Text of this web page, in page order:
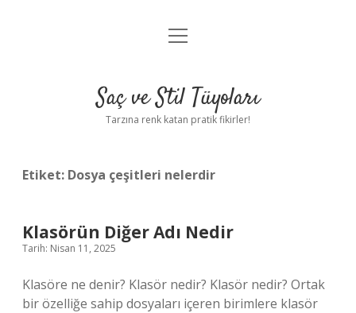
Anasayfa
Yasal Uyarı
menüyü
Saç ve Stil Tüyoları
Tarzına renk katan pratik fikirler!
Etiket: Dosya çeşitleri nelerdir
Klasörün Diğer Adı Nedir
Tarih: Nisan 11, 2025
Klasöre ne denir? Klasör nedir? Klasör nedir? Ortak
bir özelliğe sahip dosyaları içeren birimlere klasör